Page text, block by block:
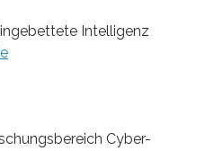
Intelligenz
Cyber-